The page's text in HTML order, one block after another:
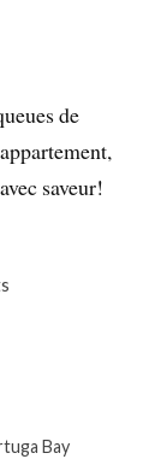
de
saveur!
Bay